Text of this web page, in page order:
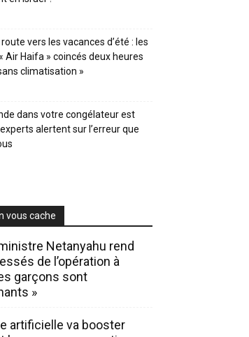
vers les vacances d’été : les
Air Haifa » coincés deux heures
climatisation »
dans votre congélateur est
alertent sur l’erreur que
vous cache
Netanyahu rend
de l’opération à
garçons sont
»
artificielle va booster